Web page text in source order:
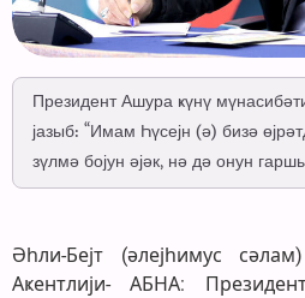
Президент Ашура ҝүнү
јазыб: “Имам Һүсејн (ә) бизә
зүлмә бојун әјәк, нә дә онун
Әһли-Бејт (әлејһимус
Аҝентлији- АБНА: